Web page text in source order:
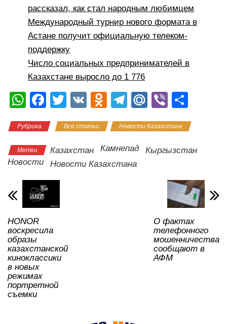
рассказал, как стал народным любимцем
Международный турнир нового формата в
Астане получит официальную телеком-
поддержку
Число социальных предпринимателей в
Казахстане выросло до 1 776
W
at
s
A
p
p
F
c
e
b
o
o
k
T
tt
er
V
O
n
o
kl
T
e
gr
a
M
.R
u
Vi
er р
а
и
ть
Рубрика Все статьи Новости Казахстана
Метки Казахстан Камнепад
Кыргызстан
Новости
Новости Казахстана
HONOR
воскресила
образы
казахстанской
киноклассики
в новых
режимах
портретной
съемки
О фактах
телефонного
мошенничества
сообщают в
АФМ